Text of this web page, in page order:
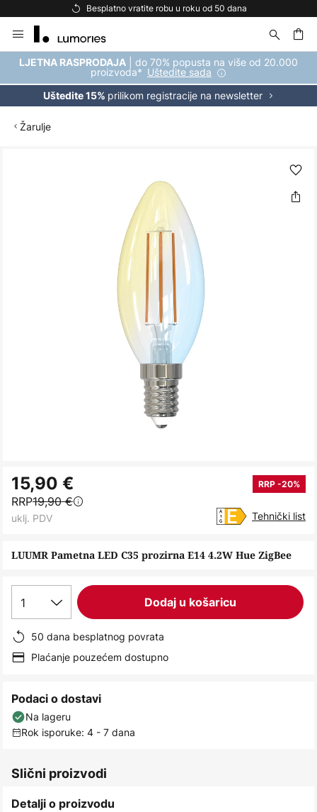
Besplatno vratite robu u roku od 50 dana
to
Content
LJETNA RASPRODAJA | do 70% popusta na više od 20.000
proizvoda* Uštedite sada
Uštedite 15% prilikom registracije na newsletter
Žarulje
to
the
beginning
the
LUUMR Pametna LED C35 prozirna E14 4.2W Hue ZigBee
15,90 € RRP -20%
RRP19,90 €
uklj. PDV Tehnički list
1 Dodaj u košaricu
50 dana besplatnog povrata
Plaćanje pouzećem dostupno
Podaci o dostavi
Na lageru
Rok isporuke: 4 - 7 dana
Slični proizvodi
Detalji o proizvodu